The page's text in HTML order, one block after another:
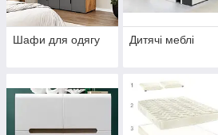
Шафи для одягу Дитячі меблі